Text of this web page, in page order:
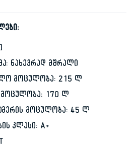
ნახევრად მშრალი
მოცულობა: 215 ლ
მოცულობა: 170 ლ
მოცულობა: 45 ლ
კლასი: A+